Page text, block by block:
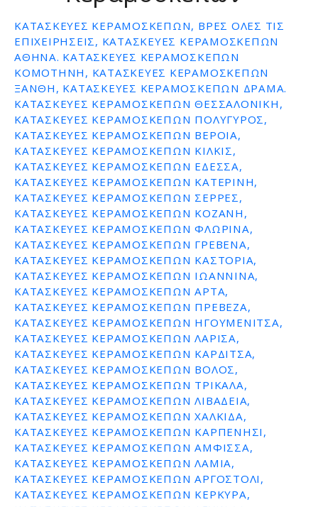
ΚΑΤΑΣΚΕΥΈΣ ΚΕΡΑΜΟΣΚΕΠΏΝ, ΒΡΕΣ ΌΛΕΣ ΤΙΣ
ΕΠΙΧΕΙΡΉΣΕΙΣ, ΚΑΤΑΣΚΕΥΕΣ ΚΕΡΑΜΟΣΚΕΠΩΝ
ΑΘΗΝΑ. ΚΑΤΑΣΚΕΥΕΣ ΚΕΡΑΜΟΣΚΕΠΩΝ
ΚΟΜΟΤΗΝΗ, ΚΑΤΑΣΚΕΥΕΣ ΚΕΡΑΜΟΣΚΕΠΩΝ
ΞΑΝΘΗ, ΚΑΤΑΣΚΕΥΕΣ ΚΕΡΑΜΟΣΚΕΠΩΝ ΔΡΑΜΑ.
ΚΑΤΑΣΚΕΥΕΣ ΚΕΡΑΜΟΣΚΕΠΩΝ ΘΕΣΣΑΛΟΝΙΚΗ,
ΚΑΤΑΣΚΕΥΕΣ ΚΕΡΑΜΟΣΚΕΠΩΝ ΠΟΛΥΓΥΡΟΣ,
ΚΑΤΑΣΚΕΥΕΣ ΚΕΡΑΜΟΣΚΕΠΩΝ ΒΕΡΟΙΑ,
ΚΑΤΑΣΚΕΥΕΣ ΚΕΡΑΜΟΣΚΕΠΩΝ ΚΙΛΚΙΣ,
ΚΑΤΑΣΚΕΥΕΣ ΚΕΡΑΜΟΣΚΕΠΩΝ ΕΔΕΣΣΑ,
ΚΑΤΑΣΚΕΥΕΣ ΚΕΡΑΜΟΣΚΕΠΩΝ ΚΑΤΕΡΙΝΗ,
ΚΑΤΑΣΚΕΥΕΣ ΚΕΡΑΜΟΣΚΕΠΩΝ ΣΕΡΡΕΣ,
ΚΑΤΑΣΚΕΥΕΣ ΚΕΡΑΜΟΣΚΕΠΩΝ ΚΟΖΑΝΗ,
ΚΑΤΑΣΚΕΥΕΣ ΚΕΡΑΜΟΣΚΕΠΩΝ ΦΛΩΡΙΝΑ,
ΚΑΤΑΣΚΕΥΕΣ ΚΕΡΑΜΟΣΚΕΠΩΝ ΓΡΕΒΕΝΑ,
ΚΑΤΑΣΚΕΥΕΣ ΚΕΡΑΜΟΣΚΕΠΩΝ ΚΑΣΤΟΡΙΑ,
ΚΑΤΑΣΚΕΥΕΣ ΚΕΡΑΜΟΣΚΕΠΩΝ ΙΩΑΝΝΙΝΑ,
ΚΑΤΑΣΚΕΥΕΣ ΚΕΡΑΜΟΣΚΕΠΩΝ ΑΡΤΑ,
ΚΑΤΑΣΚΕΥΕΣ ΚΕΡΑΜΟΣΚΕΠΩΝ ΠΡΕΒΕΖΑ,
ΚΑΤΑΣΚΕΥΕΣ ΚΕΡΑΜΟΣΚΕΠΩΝ ΗΓΟΥΜΕΝΙΤΣΑ,
ΚΑΤΑΣΚΕΥΕΣ ΚΕΡΑΜΟΣΚΕΠΩΝ ΛΑΡΙΣΑ,
ΚΑΤΑΣΚΕΥΕΣ ΚΕΡΑΜΟΣΚΕΠΩΝ ΚΑΡΔΙΤΣΑ,
ΚΑΤΑΣΚΕΥΕΣ ΚΕΡΑΜΟΣΚΕΠΩΝ ΒΟΛΟΣ,
ΚΑΤΑΣΚΕΥΕΣ ΚΕΡΑΜΟΣΚΕΠΩΝ ΤΡΙΚΑΛΑ,
ΚΑΤΑΣΚΕΥΕΣ ΚΕΡΑΜΟΣΚΕΠΩΝ ΛΙΒΑΔΕΙΑ,
ΚΑΤΑΣΚΕΥΕΣ ΚΕΡΑΜΟΣΚΕΠΩΝ ΧΑΛΚΙΔΑ,
ΚΑΤΑΣΚΕΥΕΣ ΚΕΡΑΜΟΣΚΕΠΩΝ ΚΑΡΠΕΝΗΣΙ,
ΚΑΤΑΣΚΕΥΕΣ ΚΕΡΑΜΟΣΚΕΠΩΝ ΑΜΦΙΣΣΑ,
ΚΑΤΑΣΚΕΥΕΣ ΚΕΡΑΜΟΣΚΕΠΩΝ ΛΑΜΙΑ,
ΚΑΤΑΣΚΕΥΕΣ ΚΕΡΑΜΟΣΚΕΠΩΝ ΑΡΓΟΣΤΟΛΙ,
ΚΑΤΑΣΚΕΥΕΣ ΚΕΡΑΜΟΣΚΕΠΩΝ ΚΕΡΚΥΡΑ,